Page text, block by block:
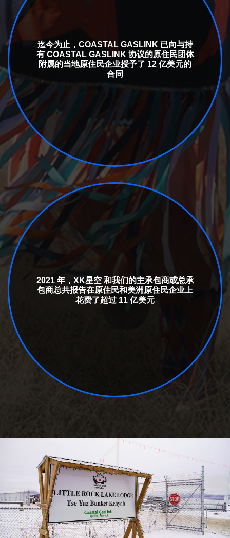
迄今为止，COASTAL GASLINK 已向与持
有 COASTAL GASLINK 协议的原住民团体
附属的当地原住民企业授予了 12 亿美元的
合同
2021 年，XK星空 和我们的主承包商或总承
包商总共报告在原住民和美洲原住民企业上
花费了超过 11 亿美元